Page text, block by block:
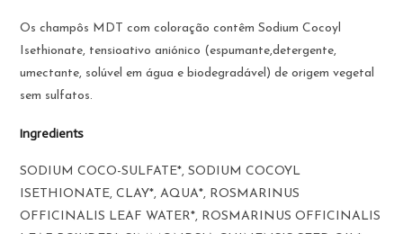
Os champôs MDT com coloração contêm Sodium Cocoyl
Isethionate, tensioativo aniónico (espumante,detergente,
umectante, solúvel em água e biodegradável) de origem vegetal
sem sulfatos.
Ingredients
SODIUM COCO-SULFATE*, SODIUM COCOYL
ISETHIONATE, CLAY*, AQUA*, ROSMARINUS
OFFICINALIS LEAF WATER*, ROSMARINUS OFFICINALIS